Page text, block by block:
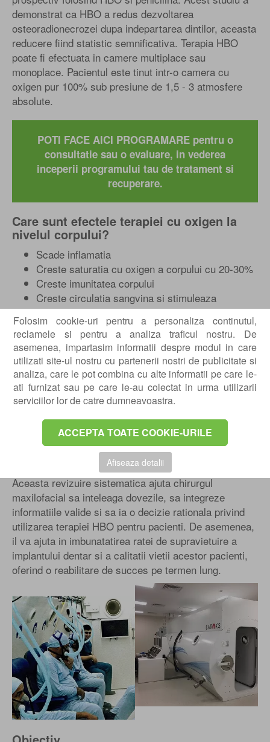
Folosim cookie-uri pentru a personaliza continutul,
reclamele si pentru a analiza traficul nostru. De
asemenea, impartasim informatii despre modul in care
utilizati site-ul nostru cu partenerii nostri de publicitate si
analiza, care le pot combina cu alte informatii pe care le-
ati furnizat sau pe care le-au colectat in urma utilizarii
serviciilor lor de catre dumneavoastra.
ACCEPTA TOATE COOKIE-URILE
Afiseaza detalii
demonstrat ca HBO a redus dezvoltarea
osteoradionecrozei dupa indepartarea dintilor, aceasta
reducere fiind statistic semnificativa. Terapia HBO
poate fi efectuata in camere multiplace sau
monoplace. Pacientul este tinut intr-o camera cu
oxigen pur 100% sub presiune de 1,5 - 3 atmosfere
absolute.
POTI FACE AICI PROGRAMARE pentru o
consultatie sau o evaluare, in vederea
inceperii programului tau de tratament si
recuperare.
Care sunt efectele terapiei cu oxigen la
nivelul corpului?
Scade inflamatia
Creste saturatia cu oxigen a corpului cu 20-30%
Creste imunitatea corpului
Creste circulatia sangvina si stimuleaza
formarea de noi capilare
Scade toxinele in organism
Stimuleaza formarea de noi celule sangvine
Creste rata de vindecare
Cum functioneaza terapia hiperbara?
Terapia HBO creste presiunea oxigenului, productia de
pentru neovascularizari. Potrivit lui Johnsson, aceasta
combate, de asemenea, efectul negativ al iradierii,
stimuleaza osteointegrarea si imbunatateste rata de
supravietuire a implantului.
Aceasta revizuire sistematica ajuta chirurgul
maxilofacial sa inteleaga dovezile, sa integreze
informatiile valide si sa ia o decizie rationala privind
utilizarea terapiei HBO pentru pacienti. De asemenea,
il va ajuta in imbunatatirea ratei de supravietuire a
implantului dentar si a calitatii vietii acestor pacienti,
oferind o reabilitare de succes pe termen lung.